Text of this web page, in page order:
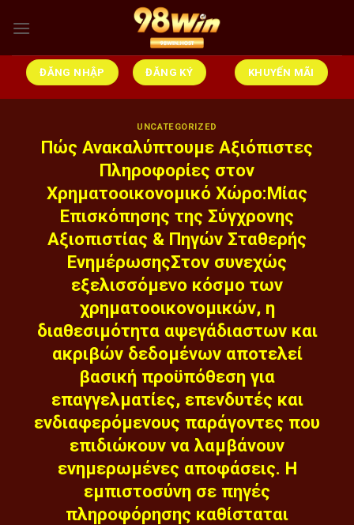
ĐĂNG NHẬP ĐĂNG KÝ KHUYẾN MÃI
UNCATEGORIZED
Πώς Ανακαλύπτουμε Αξιόπιστες
Πληροφορίες στον
Χρηματοοικονομικό Χώρο:Μίας
Επισκόπησης της Σύγχρονης
Αξιοπιστίας & Πηγών Σταθερής
ΕνημέρωσηςΣτον συνεχώς
εξελισσόμενο κόσμο των
χρηματοοικονομικών, η
διαθεσιμότητα αψεγάδιαστων και
ακριβών δεδομένων αποτελεί
βασική προϋπόθεση για
επαγγελματίες, επενδυτές και
ενδιαφερόμενους παράγοντες που
επιδιώκουν να λαμβάνουν
ενημερωμένες αποφάσεις. Η
εμπιστοσύνη σε πηγές
πληροφόρησης καθίσταται